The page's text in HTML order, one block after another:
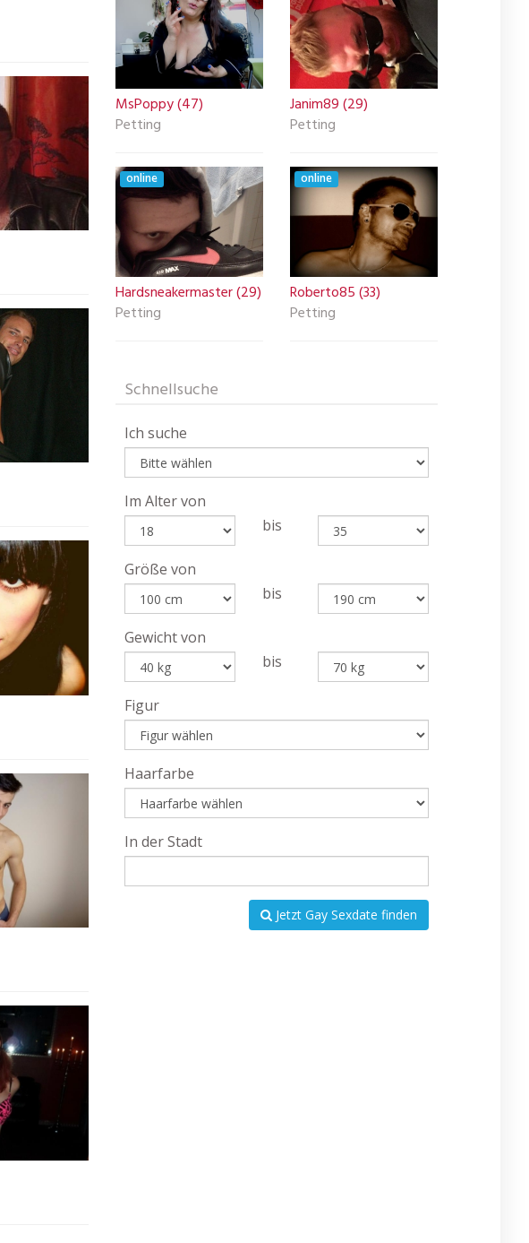
MsPoppy (47)
Petting
Janim89 (29)
Petting
online
Hardsneakermaster (29)
Petting
online
Roberto85 (33)
Petting
Schnellsuche
Ich suche
Im Alter von
bis
Größe von
bis
Gewicht von
bis
Figur
Haarfarbe
In der Stadt
Jetzt Gay Sexdate finden